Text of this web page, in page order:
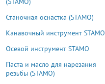
Станочная оснастка (STAMO)
Канавочный инструмент STAMO
Осевой инструмент STAMO
Паста и масло для нарезания
резьбы (STAMO)